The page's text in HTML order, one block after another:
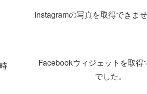
Instagramの写真を取得できませ
Facebookウィジェットを取得
でした。